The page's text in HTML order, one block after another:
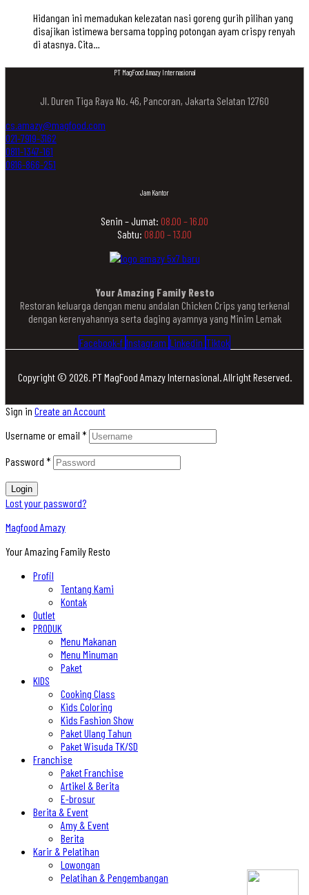
Hidangan ini memadukan kelezatan nasi goreng gurih pilihan yang
disajikan istimewa bersama topping potongan ayam crispy renyah
di atasnya. Cita…
PT MagFood Amazy Internasional
Jl. Duren Tiga Raya No. 46, Pancoran, Jakarta Selatan 12760
cs.amazy@magfood.com
021-7919-3162
0811-1347-161
0816-866-251
Jam Kantor
Senin – Jumat: 08.00 – 16.00
Sabtu: 08.00 – 13.00
Your Amazing Family Resto
Restoran keluarga dengan menu andalan Chicken Crips yang terkenal
dengan kerenyahannya serta daging ayamnya yang Minim Lemak
Facebook-f Instagram Linkedin Tiktok
Copyright © 2026. PT MagFood Amazy Internasional. Allright Reserved.
Sign in Create an Account
Username or email *
Password *
Login
Lost your password?
Magfood Amazy
Your Amazing Family Resto
Profil
Tentang Kami
Kontak
Outlet
PRODUK
Menu Makanan
Menu Minuman
Paket
KIDS
Cooking Class
Kids Coloring
Kids Fashion Show
Paket Ulang Tahun
Paket Wisuda TK/SD
Franchise
Paket Franchise
Artikel & Berita
E-brosur
Berita & Event
Amy & Event
Berita
Karir & Pelatihan
Lowongan
Pelatihan & Pengembangan